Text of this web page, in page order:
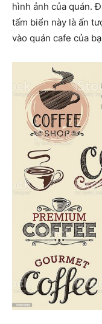
hình ảnh của quán.
tấm biển này là ấn
vào quán cafe của